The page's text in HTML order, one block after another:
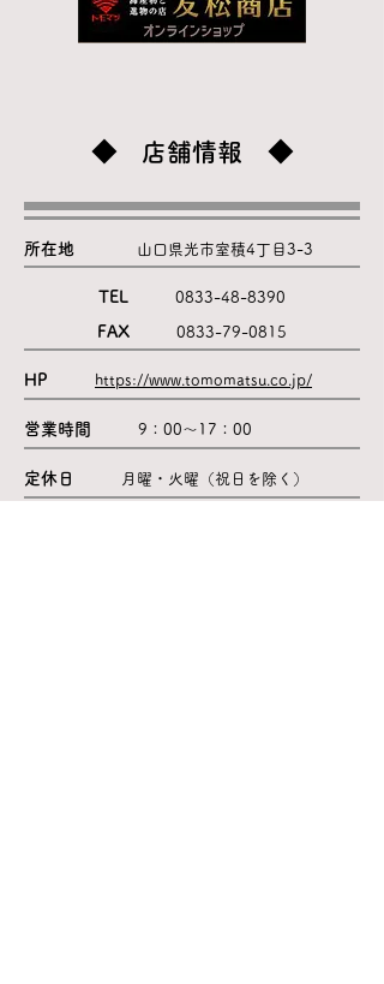
◆ 店舗情報 ◆
所在地 山口県光市室積4丁目3-3
TEL 0833-48-8390
FAX 0833-79-0815
HP https://www.tomomatsu.co.jp/
営業時間 9：00～17：00
定休日 月曜・火曜（祝日を除く）